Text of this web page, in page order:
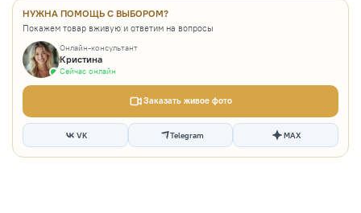
НУЖНА ПОМОЩЬ С ВЫБОРОМ?
Покажем товар вживую и ответим на вопросы
Онлайн-консультант
Кристина
Сейчас онлайн
Заказать живое фото
VK Telegram MAX